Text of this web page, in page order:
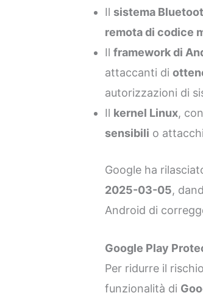
Il sistema
remota di codice
Ilframework di
attaccanti di
autorizzazioni di
Il kernel Linux,
sensibili o
Google ha
2025-03-05,
Android di
Google Play
Per ridurre il
funzionalità di